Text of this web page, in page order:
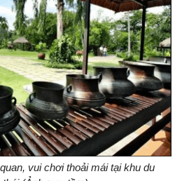
vui chơi thoải mái tại khu du